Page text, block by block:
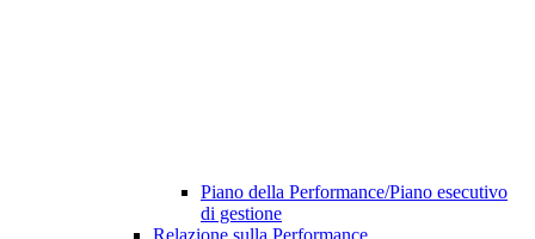
Piano della Performance/Piano esecutivo
di gestione